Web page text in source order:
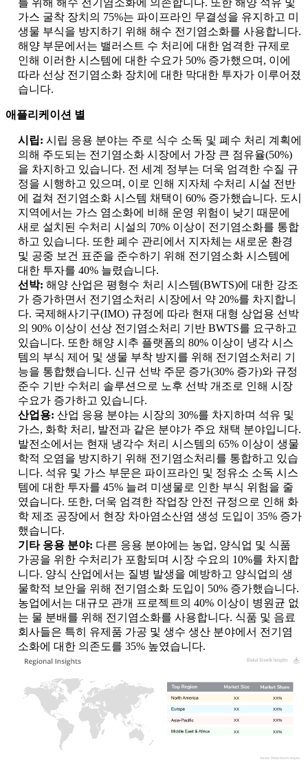
를 위해 해수 전기염소화에 의존합니다. 또한 해양 석유 및
가스 굴착 장치의 75%는 파이프라인 무결성을 유지하고 미
생물 부식을 방지하기 위해 해수 전기염소화를 사용합니다.
해양 부문에서는 밸러스트 수 처리에 대한 엄격한 규제로
인해 이러한 시스템에 대한 수요가 50% 증가했으며, 이에
따라 선상 전기염소화 장치에 대한 막대한 투자가 이루어졌
습니다.
애플리케이션 별
시립: 시립 응용 분야는 주로 식수 소독 및 폐수 처리 계획에
의해 주도되는 전기염소화 시장에서 가장 큰 점유율(50%)
을 차지하고 있습니다. 전 세계 정부는 더욱 엄격한 수질 규
정을 시행하고 있으며, 이로 인해 지자체 수처리 시설 전반
에 걸쳐 전기염소화 시스템 채택이 60% 증가했습니다. 도시
지역에서는 가스 염소화에 비해 운영 위험이 낮기 때문에
새로 설치된 수처리 시설의 70% 이상이 전기염소화를 통합
하고 있습니다. 또한 폐수 관리에서 지자체는 새로운 환경
및 공중 보건 표준을 준수하기 위해 전기염소화 시스템에
대한 투자를 40% 늘렸습니다.
선박: 해양 산업은 평형수 처리 시스템(BWTS)에 대한 강조
가 증가하면서 전기염소처리 시장에서 약 20%를 차지합니
다. 국제해사기구(IMO) 규정에 따라 현재 대형 상업용 선박
의 90% 이상이 선상 전기염소처리 기반 BWTS를 요구하고
있습니다. 또한 해양 시추 플랫폼의 80% 이상이 냉각 시스
템의 부식 제어 및 생물 부착 방지를 위해 전기염소처리 기
능을 통합했습니다. 신규 선박 주문 증가(30% 증가)와 규정
준수 기반 수처리 솔루션으로 노후 선박 개조로 인해 시장
수요가 증가하고 있습니다.
산업용: 산업 응용 분야는 시장의 30%를 차지하며 석유 및
가스, 화학 처리, 발전과 같은 분야가 주요 채택 분야입니다.
발전소에서는 현재 냉각수 처리 시스템의 65% 이상이 생물
학적 오염을 방지하기 위해 전기염소처리를 통합하고 있습
니다. 석유 및 가스 부문은 파이프라인 및 정유소 소독 시스
템에 대한 투자를 45% 늘려 미생물로 인한 부식 위험을 줄
였습니다. 또한, 더욱 엄격한 작업장 안전 규정으로 인해 화
학 제조 공장에서 현장 차아염소산염 생성 도입이 35% 증가
했습니다.
기타 응용 분야: 다른 응용 분야에는 농업, 양식업 및 식품
가공을 위한 수처리가 포함되며 시장 수요의 10%를 차지합
니다. 양식 산업에서는 질병 발생을 예방하고 양식업의 생
물학적 보안을 위해 전기염소화 도입이 50% 증가했습니다.
농업에서는 대규모 관개 프로젝트의 40% 이상이 병원균 없
는 물 분배를 위해 전기염소화를 사용합니다. 식품 및 음료
회사들은 특히 유제품 가공 및 생수 생산 분야에서 전기염
소화에 대한 의존도를 35% 높였습니다.
XX%
XX
XX%
XX
XX%
XX
XX%
XX